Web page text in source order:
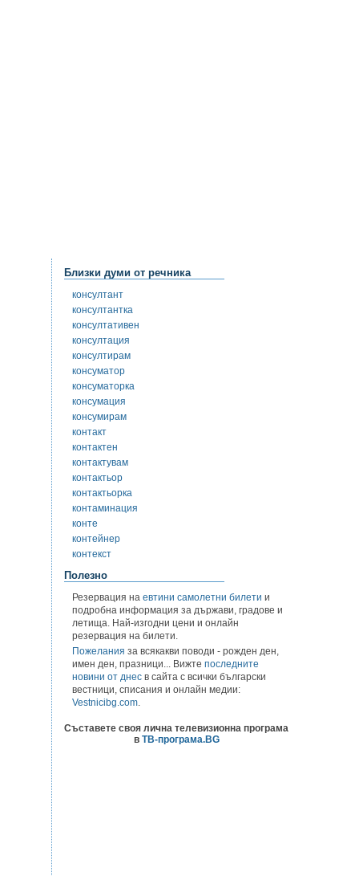
Близки думи от речника
консултант
консултантка
консултативен
консултация
консултирам
консуматор
консуматорка
консумация
консумирам
контакт
контактен
контактувам
контактьор
контактьорка
контаминация
конте
контейнер
контекст
Полезно
Резервация на евтини самолетни билети и
подробна информация за държави, градове и
летища. Най-изгодни цени и онлайн
резервация на билети.
Пожелания за всякакви поводи - рожден ден,
имен ден, празници... Вижте последните
новини от днес в сайта с всички български
вестници, списания и онлайн медии:
Vestnicibg.com.
Съставете своя лична телевизионна програма
в ТВ-програма.BG